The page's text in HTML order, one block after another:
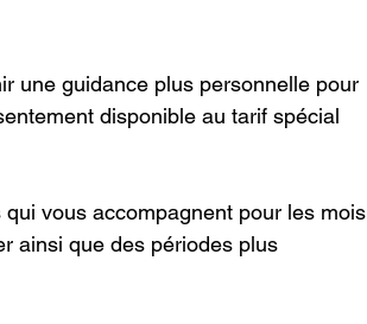
une guidance plus personnelle pour
disponible au tarif spécial
vous accompagnent pour les mois
ainsi que des périodes plus